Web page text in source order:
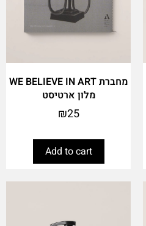
מחברת WE BELIEVE IN ART
מלון ארטיסט
₪25
Add to cart